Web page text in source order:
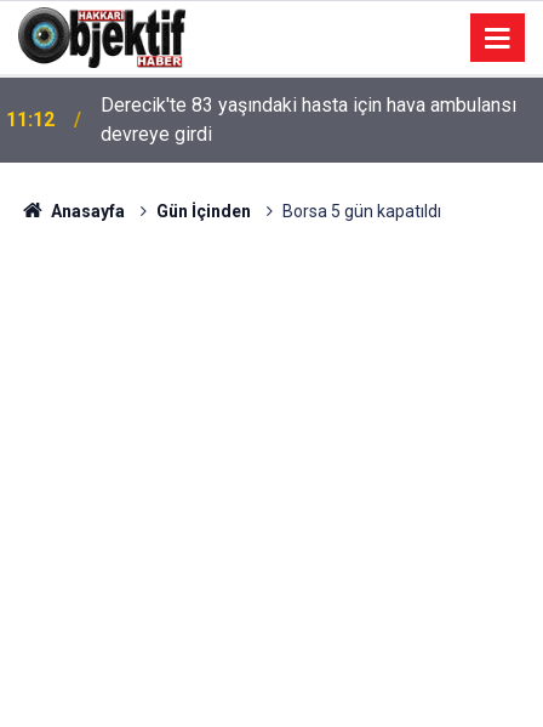
11:12
Derecik'te 83 yaşındaki hasta için hava ambulansı
devreye girdi
Anasayfa Gün İçinden Borsa 5 gün kapatıldı